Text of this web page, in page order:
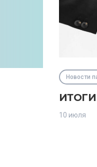
Новости
10 июля